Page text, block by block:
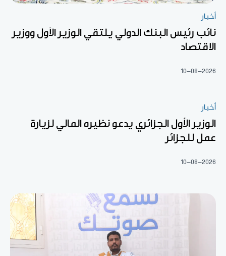
أخبار
نائب رئيس البنك الدولي يلتقي الوزير الأول ووزير
الاقتصاد
10-08-2026
أخبار
الوزير الأول الجزائري يدعو نظيره المالي لزيارة
عمل للجزائر
10-08-2026